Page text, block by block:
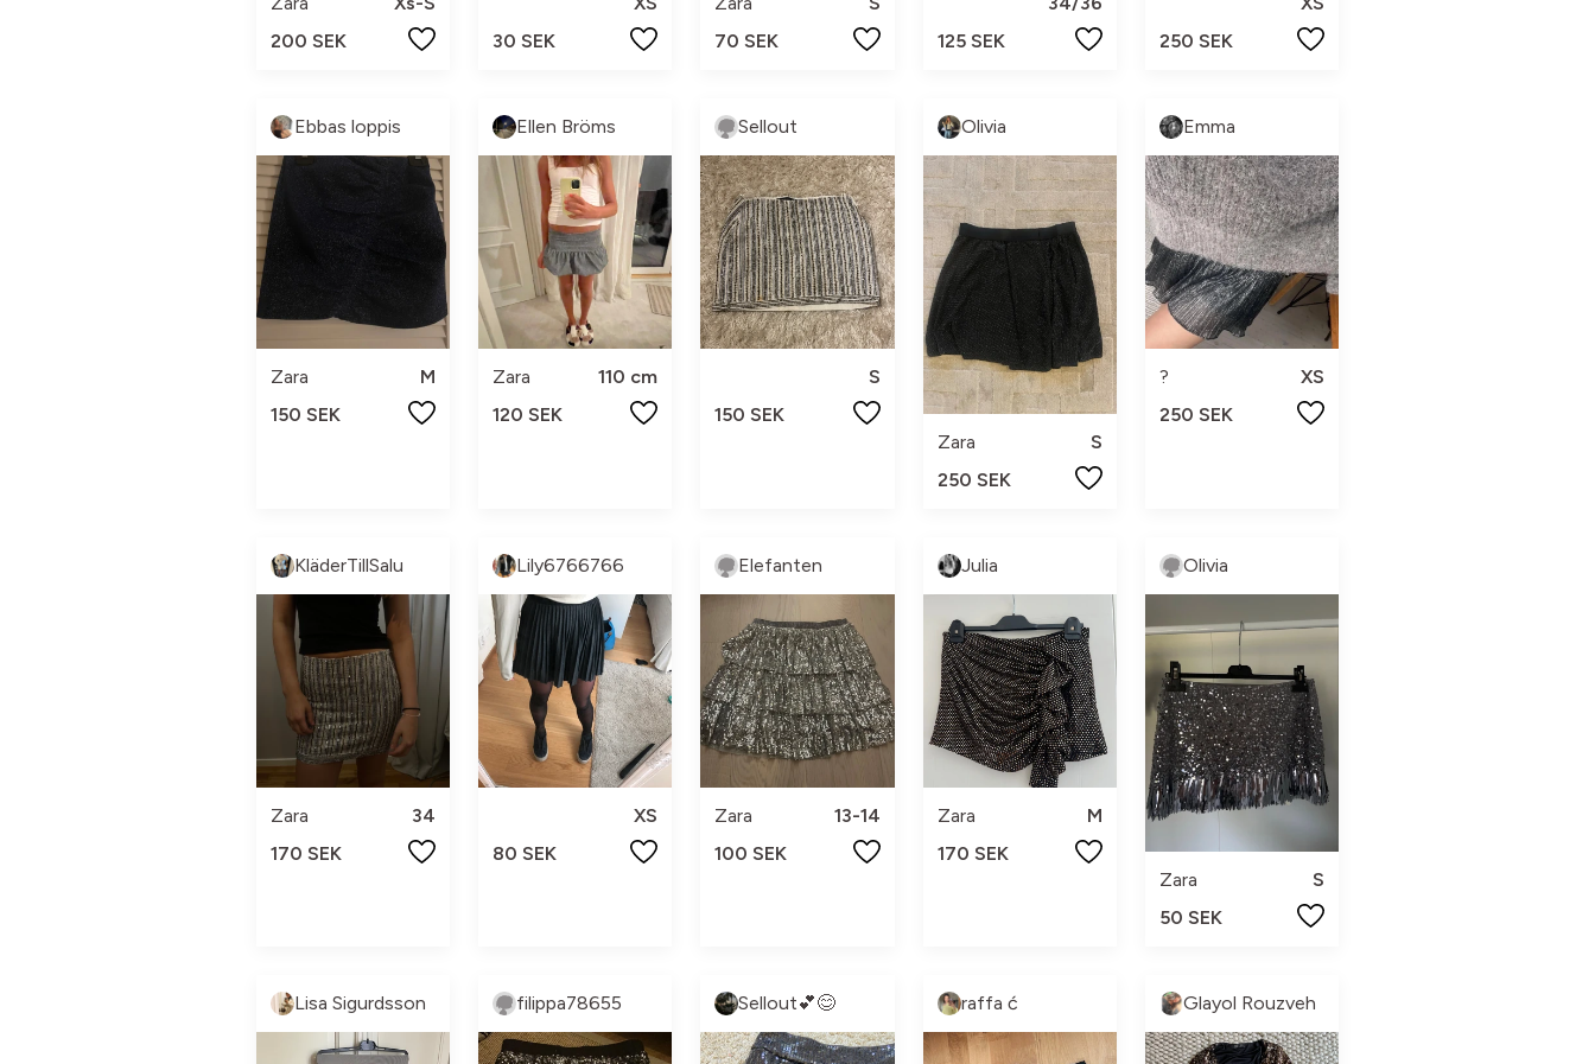
200 SEK
30 SEK
70 SEK
125 SEK
250 SEK
Ebbas loppis
Zara
M
150 SEK
Ellen Bröms
Zara
110 cm
120 SEK
Sellout
S
150 SEK
Olivia
Zara
S
250 SEK
Emma
?
XS
250 SEK
KläderTillSalu
Zara
34
170 SEK
Lily6766766
XS
80 SEK
Elefanten
Zara
13-14
100 SEK
Julia
Zara
M
170 SEK
Olivia
Zara
S
50 SEK
Lisa Sigurdsson filippa78655 Sellout💕😊 raffa ć Glayol Rouzveh